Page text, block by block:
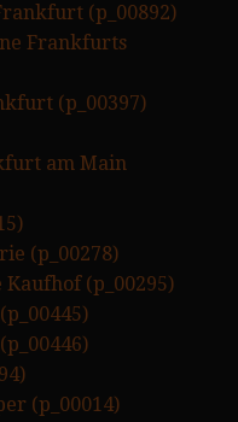
(p_00892)
Frankfurts
(p_00397)
am Main
(p_00278)
(p_00295)
(p_00014)